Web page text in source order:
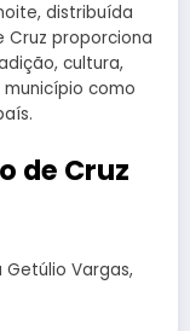
distribuída
Cruz proporciona
cultura,
como
de Cruz
Getúlio Vargas,